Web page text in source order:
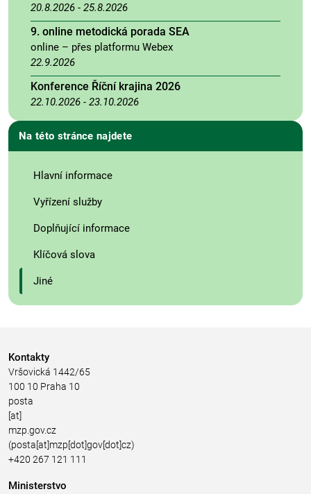
20.8.2026 - 25.8.2026
9. online metodická porada SEA
online – přes platformu Webex
22.9.2026
Konference Říční krajina 2026
22.10.2026 - 23.10.2026
Na této stránce najdete
Hlavní informace
Vyřízení služby
Doplňující informace
Klíčová slova
Jiné
Kontakty
Vršovická 1442/65
100 10 Praha 10
posta
[at]
mzp.gov.cz
(posta[at]mzp[dot]gov[dot]cz)
+420 267 121 111
Ministerstvo